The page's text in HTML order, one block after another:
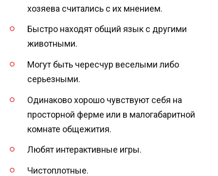
хозяева считались с их мнением.
Быстро находят общий язык с другими
животными.
Могут быть чересчур веселыми либо
серьезными.
Одинаково хорошо чувствуют себя на
просторной ферме или в малогабаритной
комнате общежития.
Любят интерактивные игры.
Чистоплотные.